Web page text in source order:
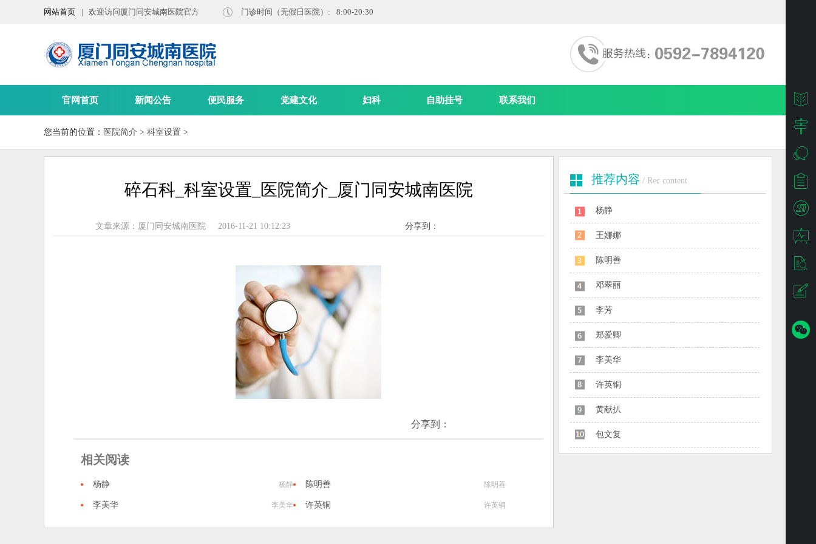
网站首页 | 欢迎访问厦门同安城南医院官方 门诊时间（无假日医院）: 8:00-20:30
官网首页 新闻公告 便民服务 党建文化 妇科 自助挂号 联系我们
您当前的位置： 医院简介 > 科室设置 >
碎石科_科室设置_医院简介_厦门同安城南医院
文章来源：厦门同安城南医院 2016-11-21 10:12:23 分享到：
分享到：
相关阅读
杨静 杨静 陈明善 陈明善
李美华 李美华 许英铜 许英铜
推荐内容 / Rec content
杨静
王娜娜
陈明善
邓翠丽
李芳
郑爱卿
李美华
许英铜
黄献扒
包文复